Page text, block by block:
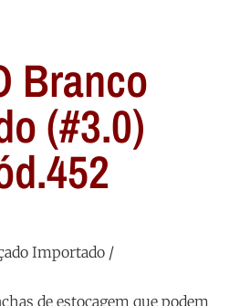
Branco
(#3.0)
Importado /
de estocagem que podem